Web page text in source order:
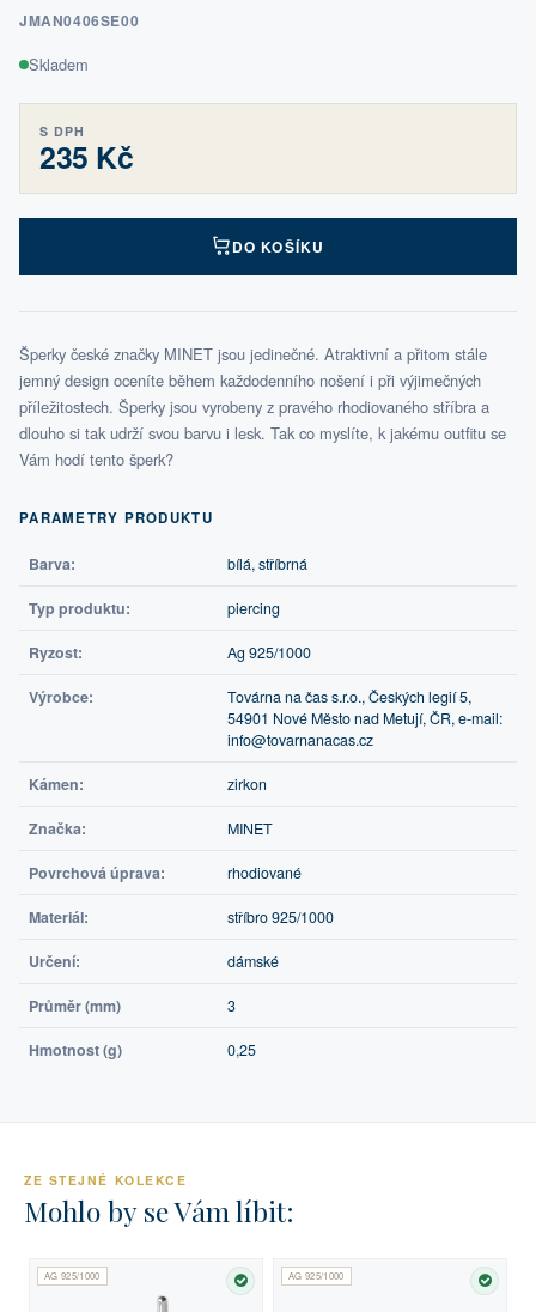
JMAN0406SE00
Skladem
S DPH
235 Kč
DO KOŠÍKU
Šperky české značky MINET jsou jedinečné. Atraktivní a přitom stále
jemný design oceníte během každodenního nošení i při výjimečných
příležitostech. Šperky jsou vyrobeny z pravého rhodiovaného stříbra a
dlouho si tak udrží svou barvu i lesk. Tak co myslíte, k jakému outfitu se
Vám hodí tento šperk?
PARAMETRY PRODUKTU
Barva: bílá, stříbrná
Typ produktu: piercing
Ryzost: Ag 925/1000
Výrobce:
Továrna na čas s.r.o., Českých legií 5,
54901 Nové Město nad Metují, ČR, e-mail:
info@tovarnanacas.cz
Kámen: zirkon
Značka: MINET
Povrchová úprava: rhodiované
Materiál: stříbro 925/1000
Určení: dámské
Průměr (mm) 3
Hmotnost (g) 0,25
ZE STEJNÉ KOLEKCE
Mohlo by se Vám líbit:
AG 925/1000
SKLADEM
AG 925/1000